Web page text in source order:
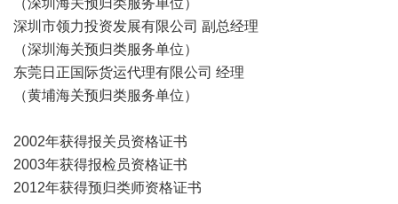
（深圳海关预归类服务单位）
深圳市领力投资发展有限公司 副总经理
（深圳海关预归类服务单位）
东莞日正国际货运代理有限公司 经理
（黄埔海关预归类服务单位）
2002年获得报关员资格证书
2003年获得报检员资格证书
2012年获得预归类师资格证书